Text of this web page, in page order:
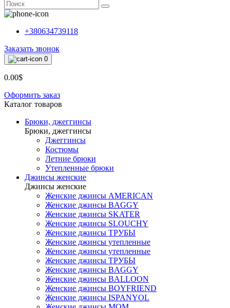
+380634739118
Заказать звонок
0
0.00$
Оформить заказ
Каталог товаров
Брюки, джеггинсы
Брюки, джеггинсы
Джеггинсы
Костюмы
Летние брюки
Утепленные брюки
Джинсы женские
Джинсы женские
Женские джинсы AMERICAN
Женские джинсы BAGGY
Женские джинсы SKATER
Женские джинсы SLOUCHY
Женские джинсы ТРУБЫ
Женские джинсы утепленные
Женские джинсы утепленные
Женские джинсы ТРУБЫ
Женские джинсы BAGGY
Женские джинсы BALLOON
Женские джинсы BOYFRIEND
Женские джинсы ISPANYOL